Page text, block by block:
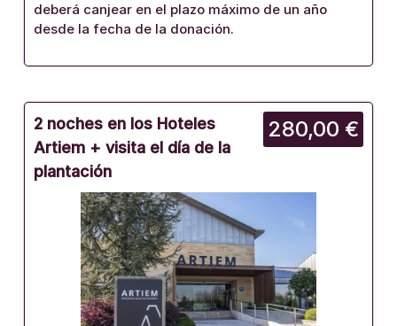
deberá canjear en el plazo máximo de un año
desde la fecha de la donación.
280,00 €
2 noches en los Hoteles
Artiem + visita el día de la
plantación